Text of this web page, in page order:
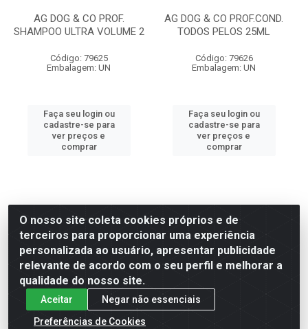
AG DOG & CO PROF.
SHAMPOO ULTRA VOLUME 2
Código: 79625
Embalagem: UN
Faça seu login ou
cadastre-se para
ver preços e
comprar
AG DOG & CO PROF.COND.
TODOS PELOS 25ML
Código: 79626
Embalagem: UN
Faça seu login ou
cadastre-se para
ver preços e
comprar
O nosso site coleta cookies próprios e de
terceiros para proporcionar uma experiência
personalizada ao usuário, apresentar publicidade
relevante de acordo com o seu perfil e melhorar a
qualidade do nosso site.
Aceitar
Negar não essenciais
Preferências de Cookies